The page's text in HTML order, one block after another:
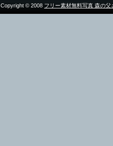
Copyright © 2008 フリー素材無料写真 森の父